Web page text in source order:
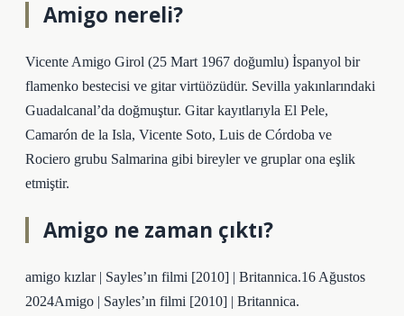
Amigo nereli?
Vicente Amigo Girol (25 Mart 1967 doğumlu) İspanyol bir
flamenko bestecisi ve gitar virtüözüdür. Sevilla yakınlarındaki
Guadalcanal’da doğmuştur. Gitar kayıtlarıyla El Pele,
Camarón de la Isla, Vicente Soto, Luis de Córdoba ve
Rociero grubu Salmarina gibi bireyler ve gruplar ona eşlik
etmiştir.
Amigo ne zaman çıktı?
amigo kızlar | Sayles’ın filmi [2010] | Britannica.16 Ağustos
2024Amigo | Sayles’ın filmi [2010] | Britannica.